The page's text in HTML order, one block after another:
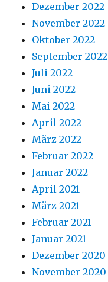
Dezember 2022
November 2022
Oktober 2022
September 2022
Juli 2022
Juni 2022
Mai 2022
April 2022
März 2022
Februar 2022
Januar 2022
April 2021
März 2021
Februar 2021
Januar 2021
Dezember 2020
November 2020